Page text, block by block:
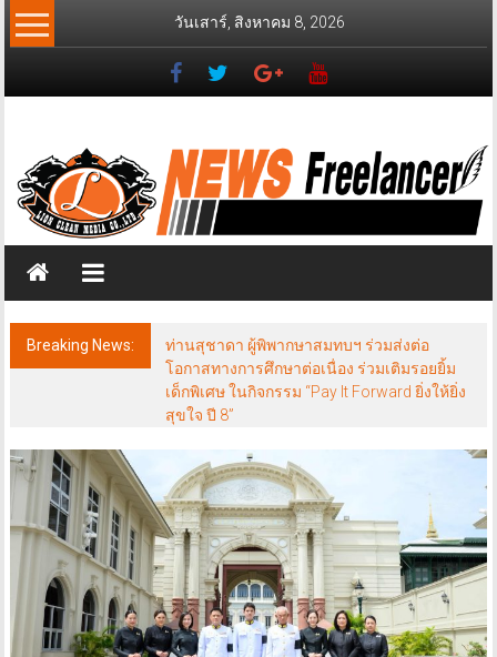
Skip
to
วันเสาร์, สิงหาคม 8, 2026
News
Freelancer
วส์
ฟรี
แลน
เซอร์
Breaking News:
ท่านสุชาดา ผู้พิพากษาสมทบฯ ร่วมส่งต่อ
โอกาสทางการศึกษาต่อเนื่อง ร่วมเติมรอยยิ้ม
เด็กพิเศษ ในกิจกรรม “Pay It Forward ยิ่งให้ยิ่ง
สุขใจ ปี 8”